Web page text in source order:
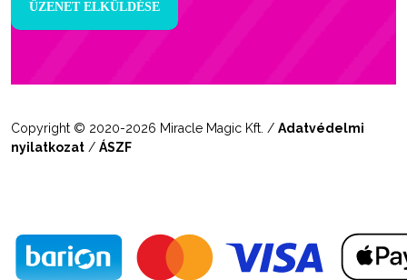
Copyright © 2020-2026 Miracle Magic Kft. / Adatvédelmi
nyilatkozat / ÁSZF